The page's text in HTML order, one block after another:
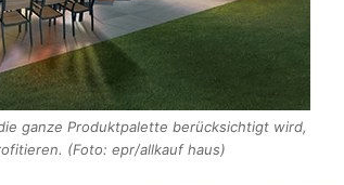
ganze Produktpalette berücksichtigt wird,
(Foto: epr/allkauf haus)